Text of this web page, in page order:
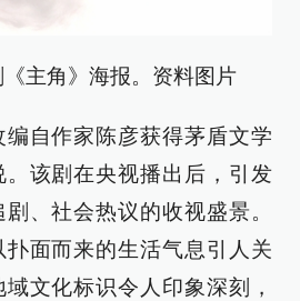
《主角》海报。资料图片
自作家陈彦获得茅盾文学
该剧在央视播出后，引发
、社会热议的收视盛景。
面而来的生活气息引人关
文化标识令人印象深刻，